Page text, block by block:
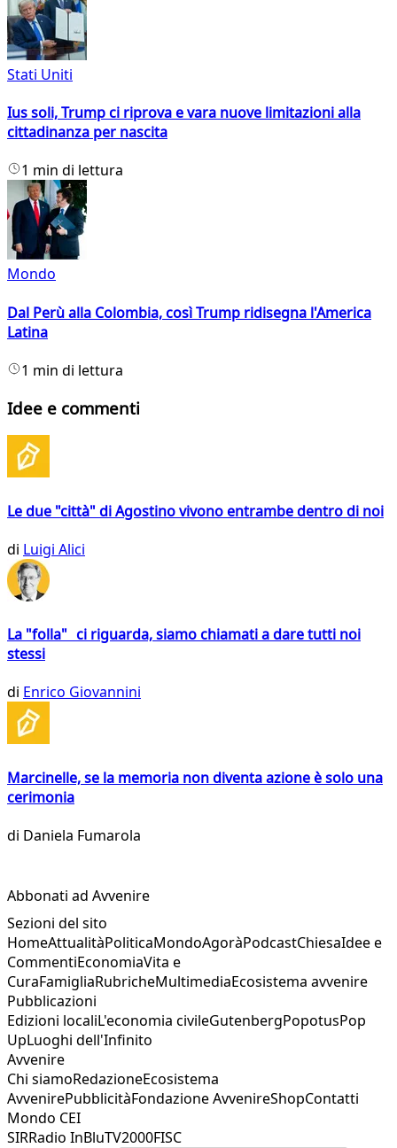
Stati Uniti
Ius soli, Trump ci riprova e vara nuove limitazioni alla
cittadinanza per nascita
1 min di lettura
Mondo
Dal Perù alla Colombia, così Trump ridisegna l'America
Latina
1 min di lettura
Idee e commenti
Le due "città" di Agostino vivono entrambe dentro di noi
di Luigi Alici
La "folla" ci riguarda, siamo chiamati a dare tutti noi
stessi
di Enrico Giovannini
Marcinelle, se la memoria non diventa azione è solo una
cerimonia
di Daniela Fumarola
Abbonati ad Avvenire
Sezioni del sito
HomeAttualitàPoliticaMondoAgoràPodcastChiesaIdee e
CommentiEconomiaVita e
CuraFamigliaRubricheMultimediaEcosistema avvenire
Pubblicazioni
Edizioni localiL'economia civileGutenbergPopotusPop
UpLuoghi dell'Infinito
Avvenire
Chi siamoRedazioneEcosistema
AvvenirePubblicitàFondazione AvvenireShopContatti
Mondo CEI
SIRRadio InBluTV2000FISC